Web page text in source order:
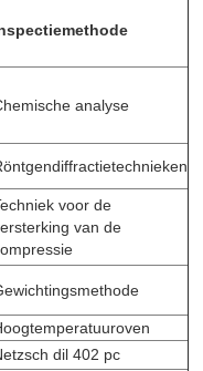
analyse
voor de
van de
dil 402 pc